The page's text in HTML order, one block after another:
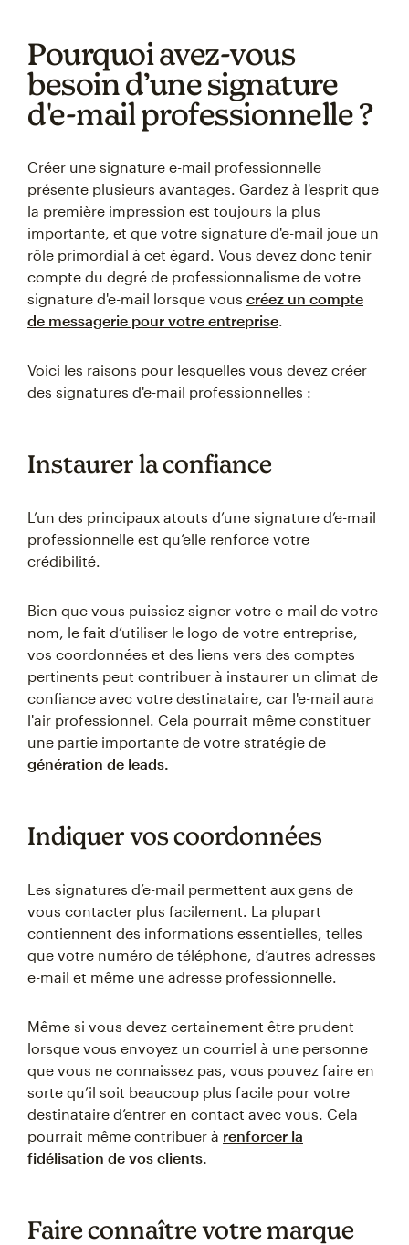
Pourquoi avez-vous
besoin d’une signature
d'e-mail professionnelle ?
Créer une signature e-mail professionnelle
présente plusieurs avantages. Gardez à l'esprit que
la première impression est toujours la plus
importante, et que votre signature d'e-mail joue un
rôle primordial à cet égard. Vous devez donc tenir
compte du degré de professionnalisme de votre
signature d'e-mail lorsque vous créez un compte
de messagerie pour votre entreprise.
Voici les raisons pour lesquelles vous devez créer
des signatures d'e-mail professionnelles :
Instaurer la confiance
L’un des principaux atouts d’une signature d’e-mail
professionnelle est qu’elle renforce votre
crédibilité.
Bien que vous puissiez signer votre e-mail de votre
nom, le fait d’utiliser le logo de votre entreprise,
vos coordonnées et des liens vers des comptes
pertinents peut contribuer à instaurer un climat de
confiance avec votre destinataire, car l'e-mail aura
l'air professionnel. Cela pourrait même constituer
une partie importante de votre stratégie de
génération de leads.
Indiquer vos coordonnées
Les signatures d’e-mail permettent aux gens de
vous contacter plus facilement. La plupart
contiennent des informations essentielles, telles
que votre numéro de téléphone, d’autres adresses
e-mail et même une adresse professionnelle.
Même si vous devez certainement être prudent
lorsque vous envoyez un courriel à une personne
que vous ne connaissez pas, vous pouvez faire en
sorte qu’il soit beaucoup plus facile pour votre
destinataire d’entrer en contact avec vous. Cela
pourrait même contribuer à renforcer la
fidélisation de vos clients.
Faire connaître votre marque